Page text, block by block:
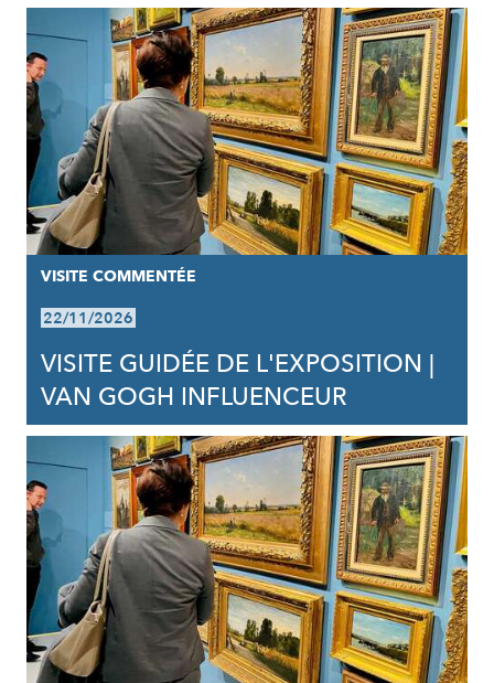
VISITE COMMENTÉE
22/11/2026
VISITE GUIDÉE DE L'EXPOSITION |
VAN GOGH INFLUENCEUR